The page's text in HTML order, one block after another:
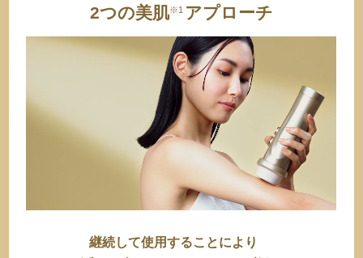
2つの美肌※1 アプローチ
継続して使用することにより